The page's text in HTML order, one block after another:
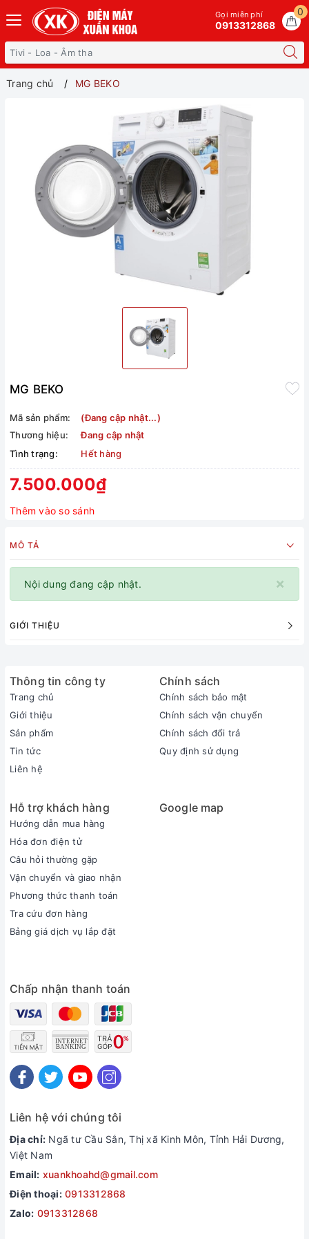
0
Gọi miễn phí
0913312868
Trang chủ MG BEKO
MG BEKO
Mã sản phẩm:
(Đang cập nhật...)
Thương hiệu:
Đang cập nhật
Tình trạng:
Hết hàng
7.500.000₫
Thêm vào so sánh
MÔ TẢ
×
Nội dung đang cập nhật.
GIỚI THIỆU
Thông tin công ty
Trang chủ
Giới thiệu
Sản phẩm
Tin tức
Liên hệ
Chính sách
Chính sách bảo mật
Chính sách vận chuyển
Chính sách đổi trả
Quy định sử dụng
Hỗ trợ khách hàng
Hướng dẫn mua hàng
Hóa đơn điện tử
Câu hỏi thường gặp
Vận chuyển và giao nhận
Phương thức thanh toán
Tra cứu đơn hàng
Bảng giá dịch vụ lắp đặt
Google map
Chấp nhận thanh toán
Liên hệ với chúng tôi
Địa chỉ: Ngã tư Cầu Sắn, Thị xã Kinh Môn, Tỉnh Hải Dương,
Việt Nam
Email: xuankhoahd@gmail.com
Điện thoại: 0913312868
Zalo: 0913312868